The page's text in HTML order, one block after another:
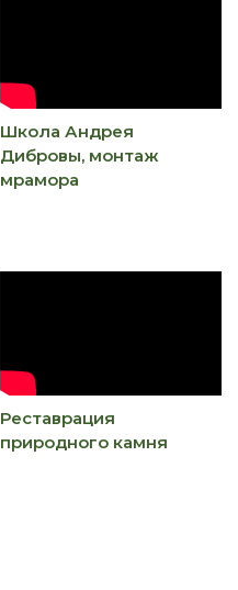
Школа Андрея
Дибровы, монтаж
мрамора
Реставрация
природного камня